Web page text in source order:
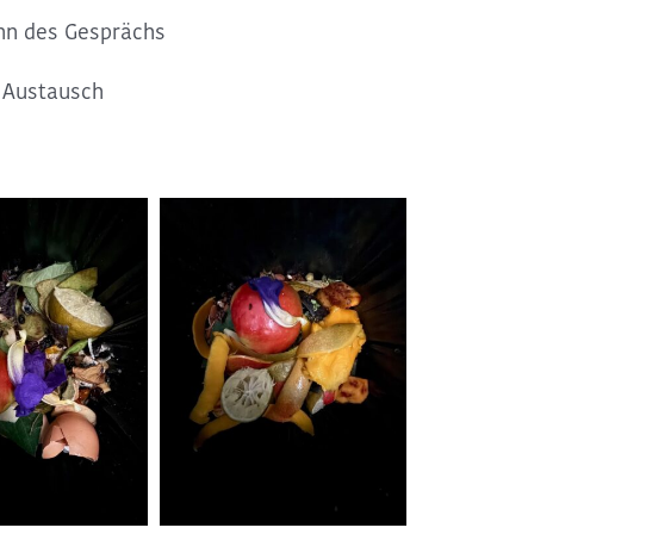
des Gesprächs